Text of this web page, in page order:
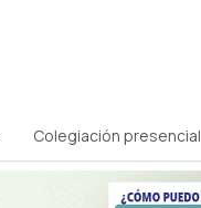
Colegiación presencial